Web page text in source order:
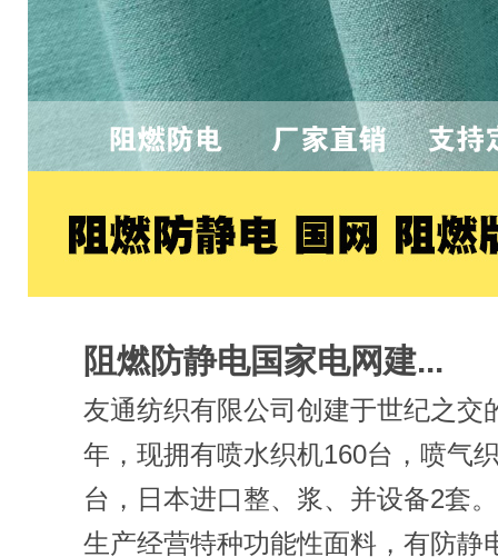
阻燃防静电国家电网建...
友通纺织有限公司创建于世纪之交
年，现拥有喷水织机160台，喷气
台，日本进口整、浆、并设备2套
生产经营特种功能性面料，有防静